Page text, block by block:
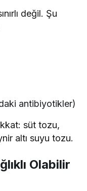
değil. Şu
antibiyotikler)
süt tozu,
altı suyu tozu.
Olabilir